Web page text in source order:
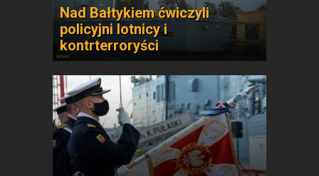
Nad Bałtykiem ćwiczyli
policyjni lotnicy i
kontrterroryści